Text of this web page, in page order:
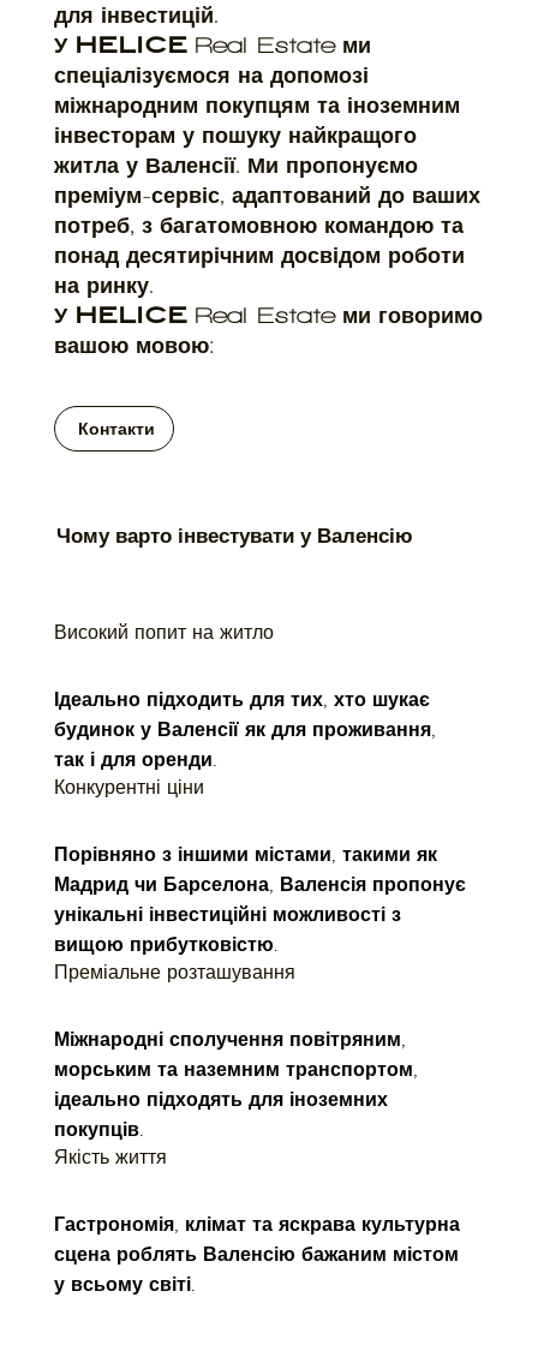
для інвестицій.
У HELICE Real Estateми
спеціалізуємося на допомозі
міжнародним покупцям та іноземним
інвесторам у пошуку найкращого
житла у Валенсії. Ми пропонуємо
преміум-сервіс, адаптований до ваших
потреб, з багатомовною командою та
понад десятирічним досвідом роботи
на ринку.
У HELICE Real Estateми говоримо
вашою мовою:
Контакти
Чому варто інвестувати у Валенсію
Високий попит на житло
Ідеально підходить для тих, хто шукає
будинок у Валенсії як для проживання,
так і для оренди.
Конкурентні ціни
Порівняно з іншими містами, такими як
Мадрид чи Барселона, Валенсія пропонує
унікальні інвестиційні можливості з
вищою прибутковістю.
Преміальне розташування
Міжнародні сполучення повітряним,
морським та наземним транспортом,
ідеально підходять для іноземних
покупців.
Якість життя
Гастрономія, клімат та яскрава культурна
сцена роблять Валенсію бажаним містом
у всьому світі.